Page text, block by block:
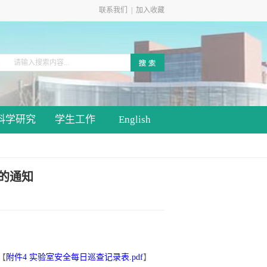
联系我们 加入收藏
学研究 学生工作 English
通知
附件4 实验室安全每日巡查记录表.pdf】